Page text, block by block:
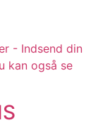
- Indsend din
kan også se